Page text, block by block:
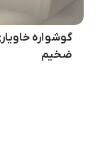
گوشواره
ضخیم